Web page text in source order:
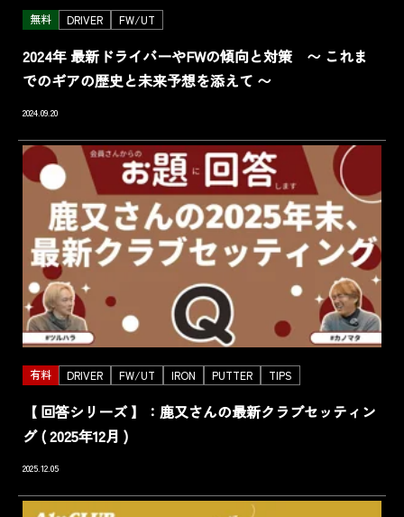
無料 DRIVER FW/UT
2024年 最新ドライバーやFWの傾向と対策 〜 これま
でのギアの歴史と未来予想を添えて 〜
2024.09.20
有料 DRIVER FW/UT IRON PUTTER TIPS
【 回答シリーズ 】：鹿又さんの最新クラブセッティン
グ ( 2025年12月 )
2025.12.05